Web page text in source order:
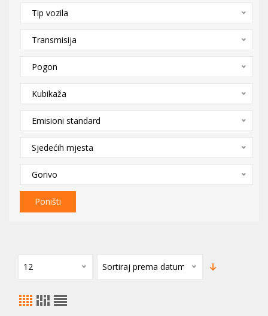
Tip vozila
Transmisija
Pogon
Kubikaža
Emisioni standard
Sjedećih mjesta
Gorivo
Poništi
12 Sortiraj prema datumu